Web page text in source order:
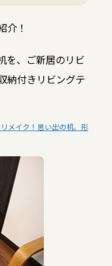
介！
を、ご新居のリビ
納付きリビングテ
メイク！思い出の机、形